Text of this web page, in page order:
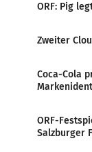
ORF: Pig
Zweiter
Coca-Cola
ORF-
Salzburger